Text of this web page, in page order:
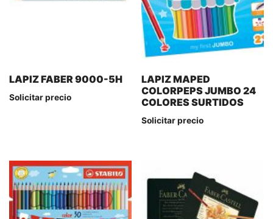
LAPIZ FABER 9000-5H
Solicitar precio
LAPIZ MAPED
COLORPEPS JUMBO 24
COLORES SURTIDOS
Solicitar precio